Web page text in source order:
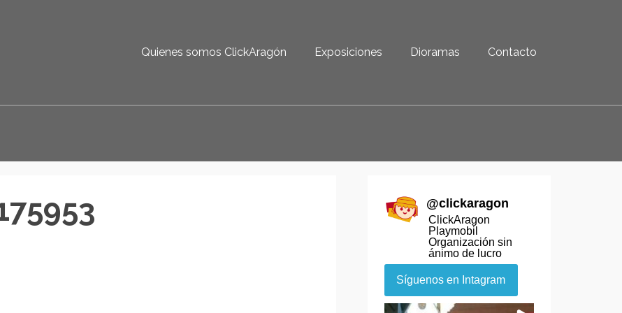
Quienes somos ClickAragón Exposiciones Dioramas Contacto
@clickaragon
ClickAragon
Playmobil
Organización sin
ánimo de lucro
Síguenos en Intagram